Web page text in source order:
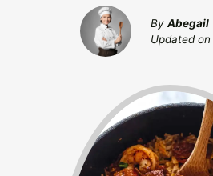
By Abegail
Updated on